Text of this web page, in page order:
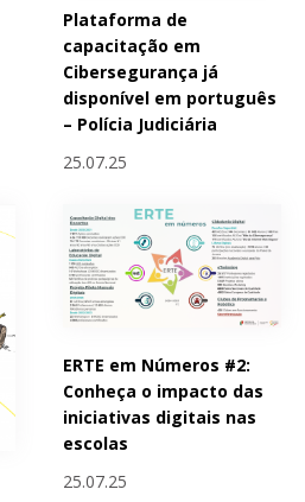
Plataforma de
capacitação em
Cibersegurança já
disponível em português
– Polícia Judiciária
25.07.25
ERTE em Números #2:
Conheça o impacto das
iniciativas digitais nas
escolas
25.07.25